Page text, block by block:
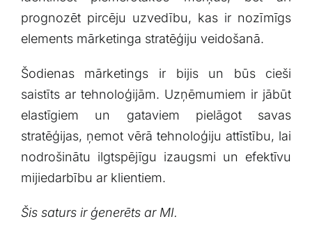
prognozēt pircēju uzvedību, kas ir ​nozīmīgs
elements mārketinga stratēģiju veidošanā.
Šodienas mārketings ir‌ bijis un būs cieši
saistīts ar ⁢tehnoloģijām. Uzņēmumiem ir jābūt
elastīgiem un gataviem pielāgot ‌savas
stratēģijas, ņemot vērā tehnoloģiju attīstību, ⁣lai
nodrošinātu ilgtspējīgu‍ izaugsmi un​ efektīvu
mijiedarbību ar​ klientiem.
Šis saturs ir ģenerēts ar MI.